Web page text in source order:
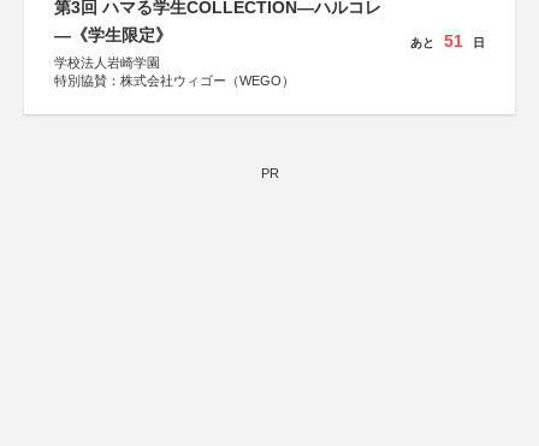
第3回 ハマる学生COLLECTION―ハルコレ
―《学生限定》
学校法人岩崎学園
特別協賛：株式会社ウィゴー（WEGO）
あと 51 日
PR